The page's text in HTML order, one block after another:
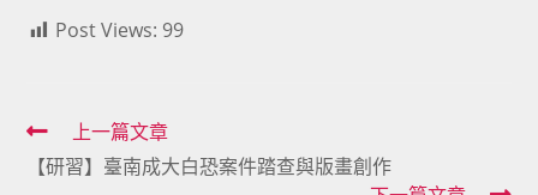
Post Views: 99
Read
more
上一篇文章
【研習】臺南成大白恐案件踏查與版畫創作